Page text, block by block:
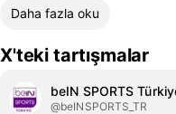
Daha fazla oku
X'teki tartışmalar
beIN SPORTS
@beINSPORTS_TR